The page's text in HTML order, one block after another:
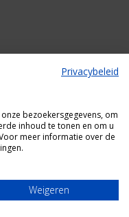
Privacybeleid
bezoekersgegevens, om
inhoud te tonen en om u
meer informatie over de
Weigeren